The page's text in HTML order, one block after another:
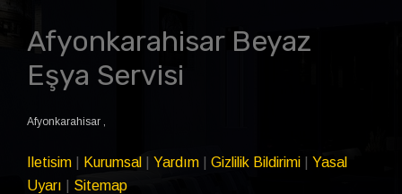
Afyonkarahisar Beyaz
Eşya Servisi
Afyonkarahisar ,
Iletisim Kurumsal Yardım Gizlilik Bildirimi
Yasal
Uyarı
Sitemap